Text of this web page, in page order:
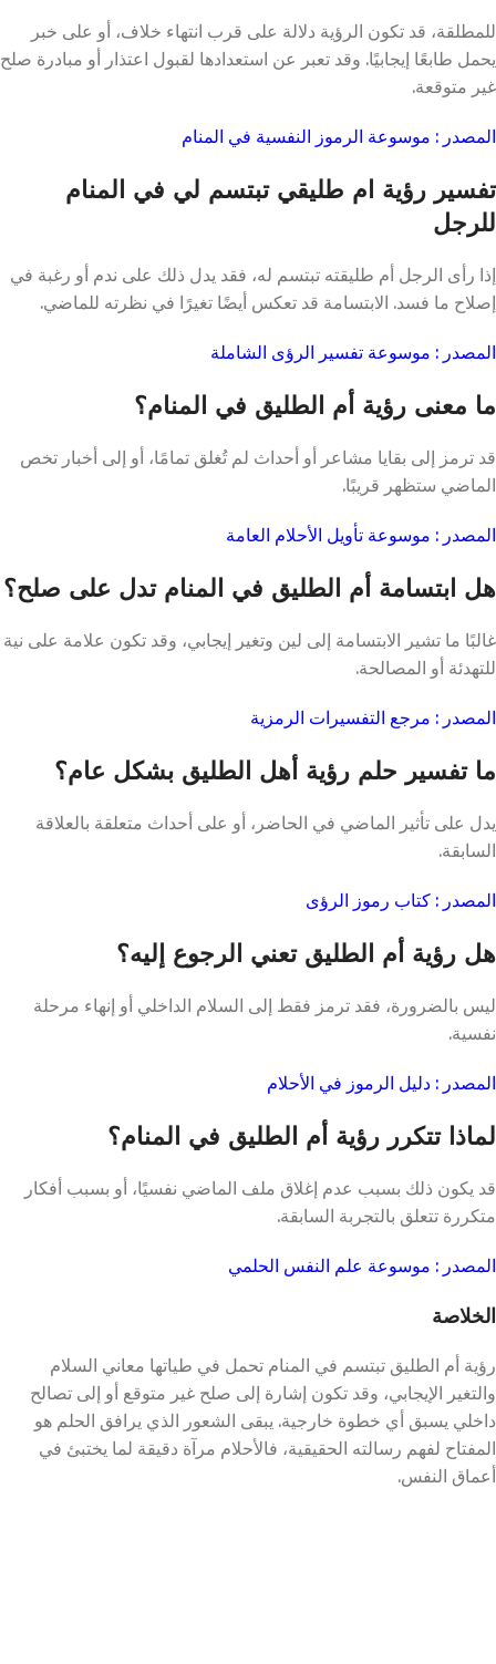
للمطلقة، قد تكون الرؤية دلالة على قرب انتهاء خلاف، أو على خبر
يحمل طابعًا إيجابيًا. وقد تعبر عن استعدادها لقبول اعتذار أو مبادرة صلح
غير متوقعة.
المصدر : موسوعة الرموز النفسية في المنام
تفسير رؤية ام طليقي تبتسم لي في المنام
للرجل
إذا رأى الرجل أم طليقته تبتسم له، فقد يدل ذلك على ندم أو رغبة في
إصلاح ما فسد. الابتسامة قد تعكس أيضًا تغيرًا في نظرته للماضي.
المصدر : موسوعة تفسير الرؤى الشاملة
ما معنى رؤية أم الطليق في المنام؟
قد ترمز إلى بقايا مشاعر أو أحداث لم تُغلق تمامًا، أو إلى أخبار تخص
الماضي ستظهر قريبًا.
المصدر : موسوعة تأويل الأحلام العامة
هل ابتسامة أم الطليق في المنام تدل على صلح؟
غالبًا ما تشير الابتسامة إلى لين وتغير إيجابي، وقد تكون علامة على نية
للتهدئة أو المصالحة.
المصدر : مرجع التفسيرات الرمزية
ما تفسير حلم رؤية أهل الطليق بشكل عام؟
يدل على تأثير الماضي في الحاضر، أو على أحداث متعلقة بالعلاقة
السابقة.
المصدر : كتاب رموز الرؤى
هل رؤية أم الطليق تعني الرجوع إليه؟
ليس بالضرورة، فقد ترمز فقط إلى السلام الداخلي أو إنهاء مرحلة
نفسية.
المصدر : دليل الرموز في الأحلام
لماذا تتكرر رؤية أم الطليق في المنام؟
قد يكون ذلك بسبب عدم إغلاق ملف الماضي نفسيًا، أو بسبب أفكار
متكررة تتعلق بالتجربة السابقة.
المصدر : موسوعة علم النفس الحلمي
الخلاصة
رؤية أم الطليق تبتسم في المنام تحمل في طياتها معاني السلام
والتغير الإيجابي، وقد تكون إشارة إلى صلح غير متوقع أو إلى تصالح
داخلي يسبق أي خطوة خارجية. يبقى الشعور الذي يرافق الحلم هو
المفتاح لفهم رسالته الحقيقية، فالأحلام مرآة دقيقة لما يختبئ في
أعماق النفس.